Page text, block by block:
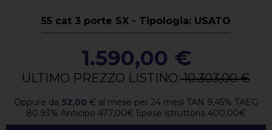
55 cat 3 porte SX - Tipologia: USATO
1.590,00 €
ULTIMO PREZZO LISTINO:10.303,00 €
Oppure da 52,00 € al mese per 24 mesi TAN 9,45% TAEG
80.93% Anticipo 477,00€ Spese istruttoria 400,00€